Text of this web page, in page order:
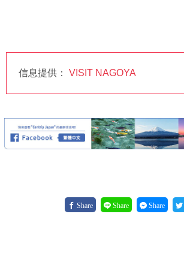
信息提供： VISIT NAGOYA
Share Share Share